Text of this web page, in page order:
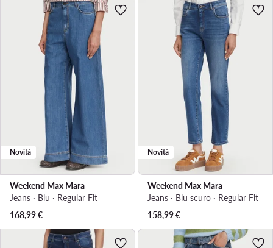
Novità
Weekend Max Mara
Jeans · Blu · Regular Fit
168,99€
Novità
Weekend Max Mara
Jeans · Blu scuro · Regular Fit
158,99€